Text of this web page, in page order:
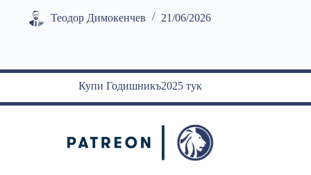
Теодор Димокенчев 21/06/2026
Купи Годишникъ2025 тук